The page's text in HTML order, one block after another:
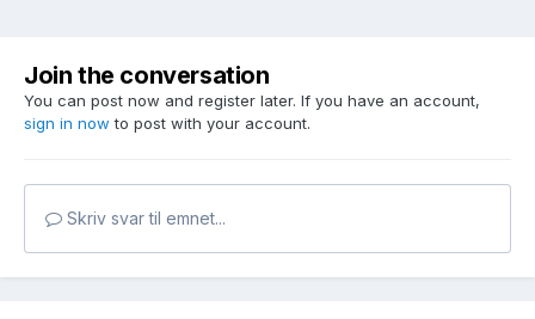
Join the conversation
You can post now and register later. If you have an account,
sign in now to post with your account.
Skriv svar til emnet...